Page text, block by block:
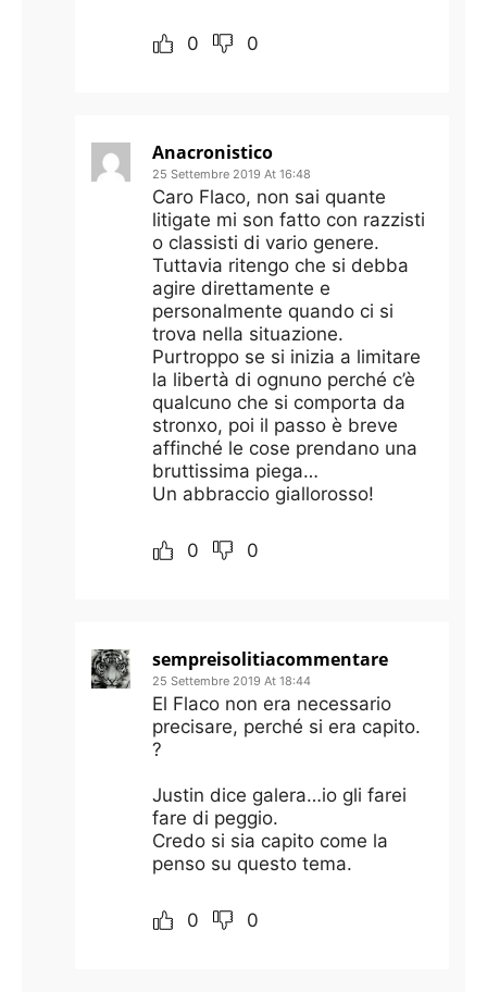
0 0
Anacronistico
25 Settembre 2019 At 16:48
Caro Flaco, non sai quante
litigate mi son fatto con razzisti
o classisti di vario genere.
Tuttavia ritengo che si debba
agire direttamente e
personalmente quando ci si
trova nella situazione.
Purtroppo se si inizia a limitare
la libertà di ognuno perché c’è
qualcuno che si comporta da
stronxo, poi il passo è breve
affinché le cose prendano una
bruttissima piega…
Un abbraccio giallorosso!
0 0
sempreisolitiacommentare
25 Settembre 2019 At 18:44
El Flaco non era necessario
precisare, perché si era capito.
?
Justin dice galera…io gli farei
fare di peggio.
Credo si sia capito come la
penso su questo tema.
0 0